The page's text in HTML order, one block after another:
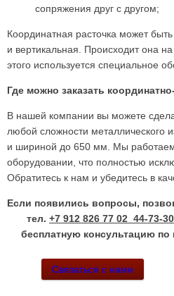
сопряжения друг с другом;
Координатная расточка может
и вертикальная. Происходит она
этого используется специальное
Где можно заказать
В нашей компании вы можете
любой сложности металлического
и шириной до 650 мм. Мы
оборудовании, что полностью
Обратитесь к нам и убедитесь в
Если появились вопросы,
тел. +7 912 826 77 02 44-73-30
бесплатную консультацию по
Связаться с нами